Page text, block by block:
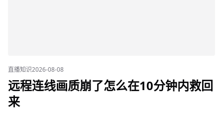
直播知识2026-08-08
远程连线画质崩了怎么在10分钟内救回
来